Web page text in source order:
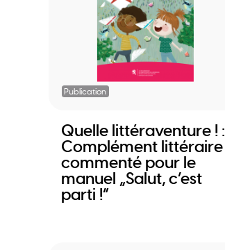
Publication
Quelle littéraventure ! :
Complément littéraire
commenté pour le
manuel „Salut, c’est
parti !“